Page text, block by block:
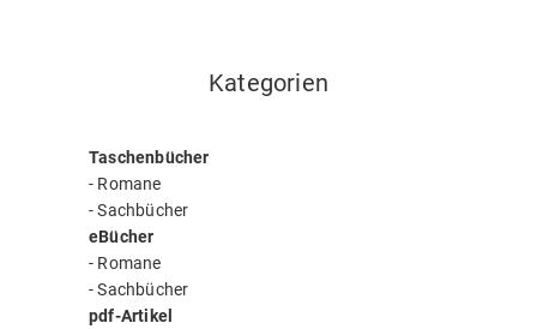
Kategorien
Taschenbücher
- Romane
-Sachbücher
eBücher
- Romane
-Sachbücher
pdf-Artikel